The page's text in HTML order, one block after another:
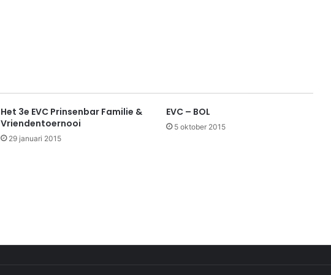
Het 3e EVC Prinsenbar Familie &
Vriendentoernooi
29 januari 2015
EVC – BOL
5 oktober 2015